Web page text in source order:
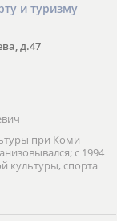
и туризму
д.47
при Коми
с 1994
культуры, спорта